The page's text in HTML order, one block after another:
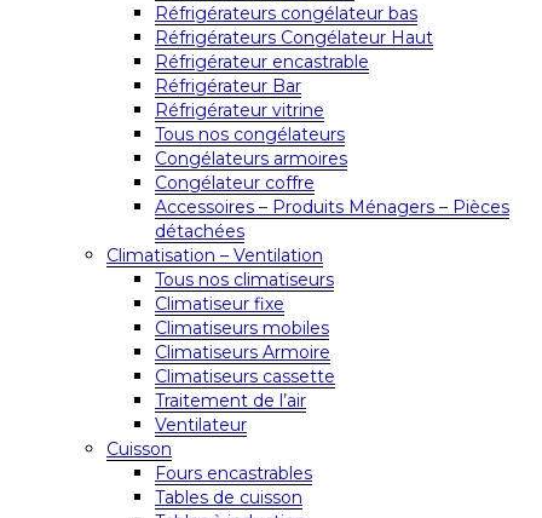
Réfrigérateurs congélateur bas
Réfrigérateurs Congélateur Haut
Réfrigérateur encastrable
Réfrigérateur Bar
Réfrigérateur vitrine
Tous nos congélateurs
Congélateurs armoires
Congélateur coffre
Accessoires – Produits Ménagers – Pièces
détachées
Climatisation – Ventilation
Tous nos climatiseurs
Climatiseur fixe
Climatiseurs mobiles
Climatiseurs Armoire
Climatiseurs cassette
Traitement de l’air
Ventilateur
Cuisson
Fours encastrables
Tables de cuisson